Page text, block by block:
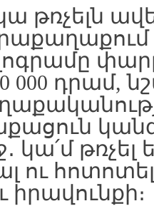
թռչելն
000 դրամ,
կա՛մ թռչել
ու
իրավունքի։